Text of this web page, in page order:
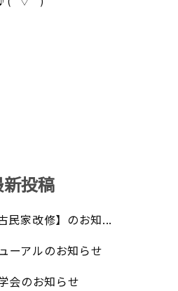
新投稿
民家改修】のお知...
ーアルのお知らせ
会のお知らせ